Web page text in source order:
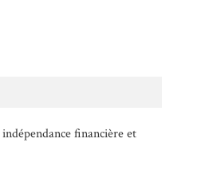
indépendance financière et